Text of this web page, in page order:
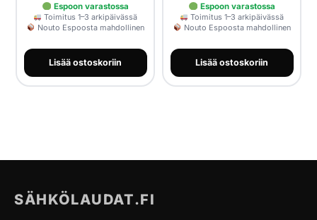
Espoon varastossa
Toimitus 1–3 arkipäivässä
Nouto Espoosta mahdollinen
Lisää ostoskoriin
Espoon varastossa
Toimitus 1–3 arkipäivässä
Nouto Espoosta mahdollinen
Lisää ostoskoriin
SÄHKÖLAUDAT.FI